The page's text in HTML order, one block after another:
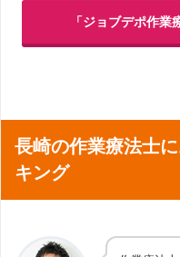
「ジョブデポ作
長崎の作業療法士
キング